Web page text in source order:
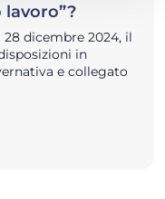
lavoro”?
dicembre 2024, il
in
e collegato